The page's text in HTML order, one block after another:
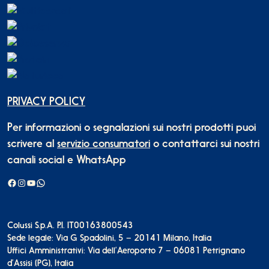
PRIVACY POLICY
Per informazioni o segnalazioni sui nostri prodotti puoi
scrivere al servizio consumatori o contattarci sui nostri
canali social e WhatsApp
Facebook InstagramYouTube WhatsApp
Colussi S.p.A. P.I. IT00163800543
Sede legale: Via G. Spadolini, 5 – 20141 Milano, Italia
Uffici Amministrativi: Via dell’Aeroporto 7 – 06081 Petrignano
d’Assisi (PG), Italia